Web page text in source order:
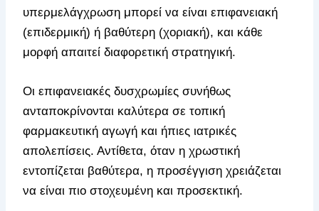
υπερμελάγχρωση μπορεί να είναι επιφανειακή
(επιδερμική) ή βαθύτερη (χοριακή), και κάθε
μορφή απαιτεί διαφορετική στρατηγική.
Οι επιφανειακές δυσχρωμίες συνήθως
ανταποκρίνονται καλύτερα σε τοπική
φαρμακευτική αγωγή και ήπιες ιατρικές
απολεπίσεις. Αντίθετα, όταν η χρωστική
εντοπίζεται βαθύτερα, η προσέγγιση χρειάζεται
να είναι πιο στοχευμένη και προσεκτική.